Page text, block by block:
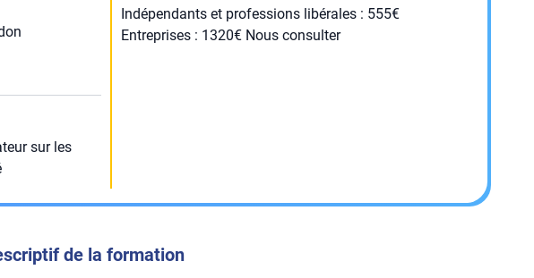
sur les
Indépendants et professions libérales : 555€
Entreprises : 1320€ Nous consulter
de la formation